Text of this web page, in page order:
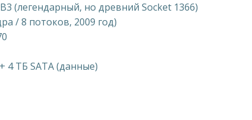
(легендарный, но древний Socket 1366)
/ 8 потоков, 2009 год)
4 ТБ SATA (данные)